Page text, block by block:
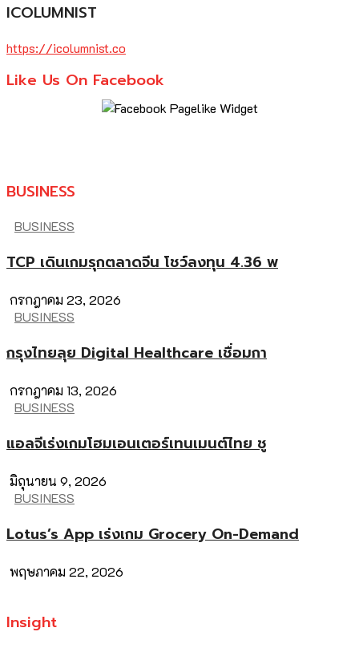
ICOLUMNIST
https://icolumnist.co
Like Us On Facebook
BUSINESS
BUSINESS
TCP เดินเกมรุกตลาดจีน โชว์ลงทุน 4.36 พ
กรกฎาคม 23, 2026
BUSINESS
กรุงไทยลุย Digital Healthcare เชื่อมกา
กรกฎาคม 13, 2026
BUSINESS
แอลจีเร่งเกมโฮมเอนเตอร์เทนเมนต์ไทย ชู
มิถุนายน 9, 2026
BUSINESS
Lotus’s App เร่งเกม Grocery On-Demand
พฤษภาคม 22, 2026
Insight